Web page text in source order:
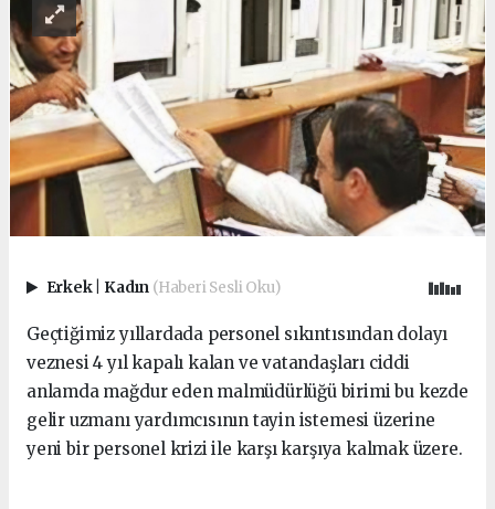
Erkek Kadın (Haberi Sesli Oku)
Geçtiğimiz yıllardada personel sıkıntısından dolayı
veznesi 4 yıl kapalı kalan ve vatandaşları ciddi
anlamda mağdur eden malmüdürlüğü birimi bu kezde
gelir uzmanı yardımcısının tayin istemesi üzerine
yeni bir personel krizi ile karşı karşıya kalmak üzere.